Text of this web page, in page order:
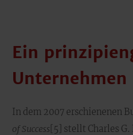
Ein
Unternehmen
In dem 2007 erschienenen
of Success [5] stellt Charles